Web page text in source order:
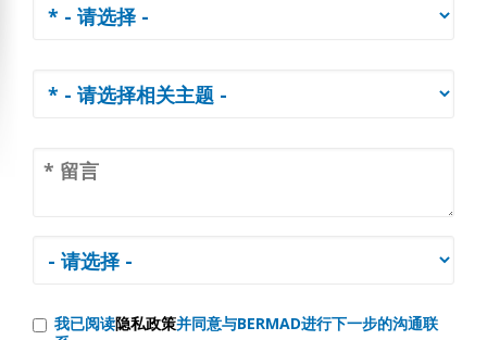
我已阅读隐私政策并同意与BERMAD进行下一步的沟通联